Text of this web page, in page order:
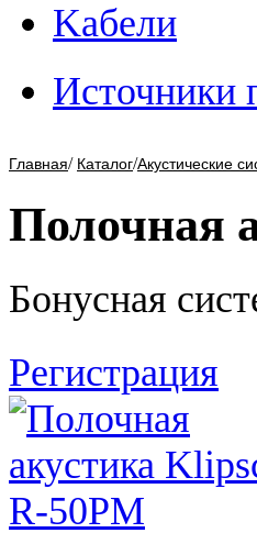
Kабели
Источники
Главная/ Каталог/Акустические
Полочная
Бонусная
Регистрация